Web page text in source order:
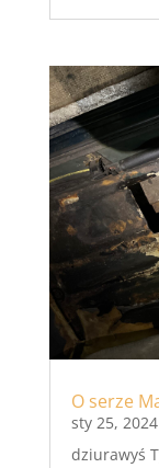
O serze
sty 25, 2024
dziurawyś